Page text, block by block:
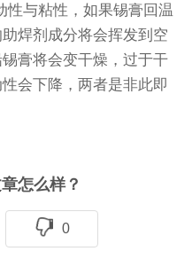
与粘性，如果锡膏回温
焊剂成分将会挥发到空
膏将会变干燥，过于干
会下降，两者是非此即
怎么样？
0